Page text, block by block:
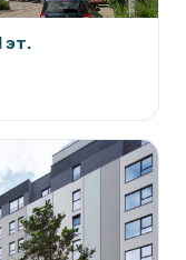
эт.